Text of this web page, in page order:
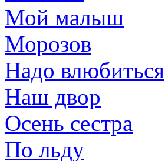
Мой малыш
Морозов
Надо влюбиться
Наш двор
Осень сестра
По льду